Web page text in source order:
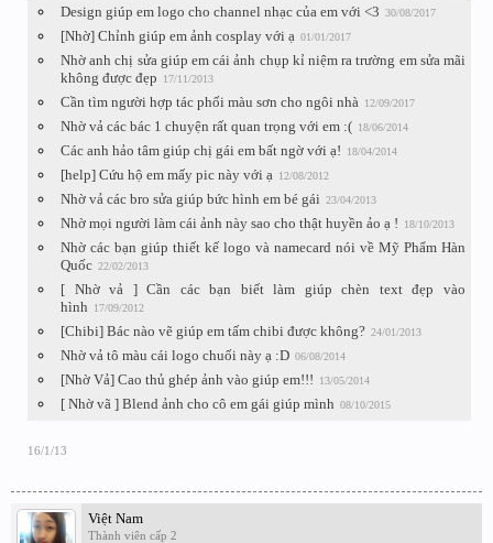
Design giúp em logo cho channel nhạc của em với <3 30/08/2017
[Nhờ] Chỉnh giúp em ảnh cosplay với ạ 01/01/2017
Nhờ anh chị sửa giúp em cái ảnh chụp kỉ niệm ra trường em sửa mãi
không được đẹp
17/11/2013
Cần tìm người hợp tác phối màu sơn cho ngôi nhà 12/09/2017
Nhờ vả các bác 1 chuyện rất quan trọng với em :( 18/06/2014
Các anh hảo tâm giúp chị gái em bất ngờ với ạ! 18/04/2014
[help] Cứu hộ em mấy pic này với ạ 12/08/2012
Nhờ vả các bro sửa giúp bức hình em bé gái 23/04/2013
Nhờ mọi người làm cái ảnh này sao cho thật huyền ảo ạ ! 18/10/2013
Nhờ các bạn giúp thiết kế logo và namecard nói về Mỹ Phẩm Hàn
Quốc 22/02/2013
[ Nhờ vả ] Cần các bạn biết làm giúp chèn text đẹp vào
hình
17/09/2012
[Chibi] Bác nào vẽ giúp em tấm chibi được không? 24/01/2013
Nhờ vả tô màu cái logo chuối này ạ :D 06/08/2014
[Nhờ Vả] Cao thủ ghép ảnh vào giúp em!!! 13/05/2014
[ Nhờ vã ] Blend ảnh cho cô em gái giúp mình 08/10/2015
16/1/13
Việt Nam
Thành viên cấp 2